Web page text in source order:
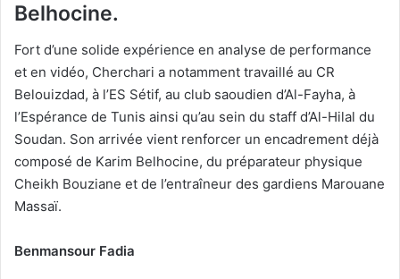
Belhocine.
Fort d’une solide expérience en analyse de performance
et en vidéo, Cherchari a notamment travaillé au CR
Belouizdad, à l’ES Sétif, au club saoudien d’Al-Fayha, à
l’Espérance de Tunis ainsi qu’au sein du staff d’Al-Hilal du
Soudan. Son arrivée vient renforcer un encadrement déjà
composé de Karim Belhocine, du préparateur physique
Cheikh Bouziane et de l’entraîneur des gardiens Marouane
Massaï.
Benmansour Fadia